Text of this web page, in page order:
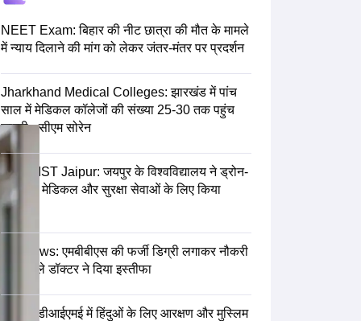
Paper
NEET Exam: बिहार की नीट छात्रा की मौत के मामले
में न्याय दिलाने की मांग को लेकर जंतर-मंतर पर प्रदर्शन
Jharkhand Medical Colleges: झारखंड में पांच
साल में मेडिकल कॉलेजों की संख्या 25-30 तक पहुंच
जाएगी - सीएम सोरेन
MGUMST Jaipur: जयपुर के विश्वविद्यालय ने ड्रोन-
आधारित मेडिकल और सुरक्षा सेवाओं के लिए किया
समझौता
UP News: एमबीबीएस की फर्जी डिग्री लगाकर नौकरी
करने वाले डॉक्टर ने दिया इस्तीफा
एसएमवीडीआईएमई में हिंदुओं के लिए आरक्षण और मुस्लिम